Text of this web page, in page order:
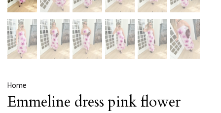
Home
Emmeline dress pink flower